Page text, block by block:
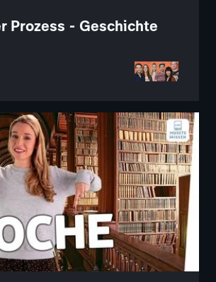
Prozess - Geschichte